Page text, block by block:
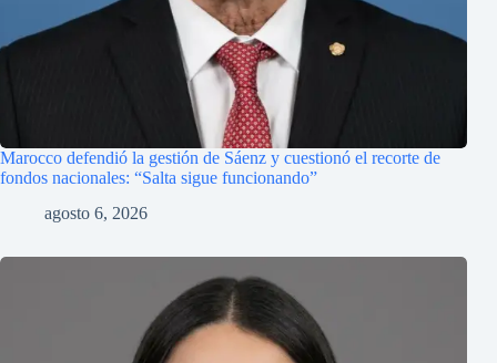
Marocco defendió la gestión de Sáenz y cuestionó el recorte de
fondos nacionales: “Salta sigue funcionando”
agosto 6, 2026